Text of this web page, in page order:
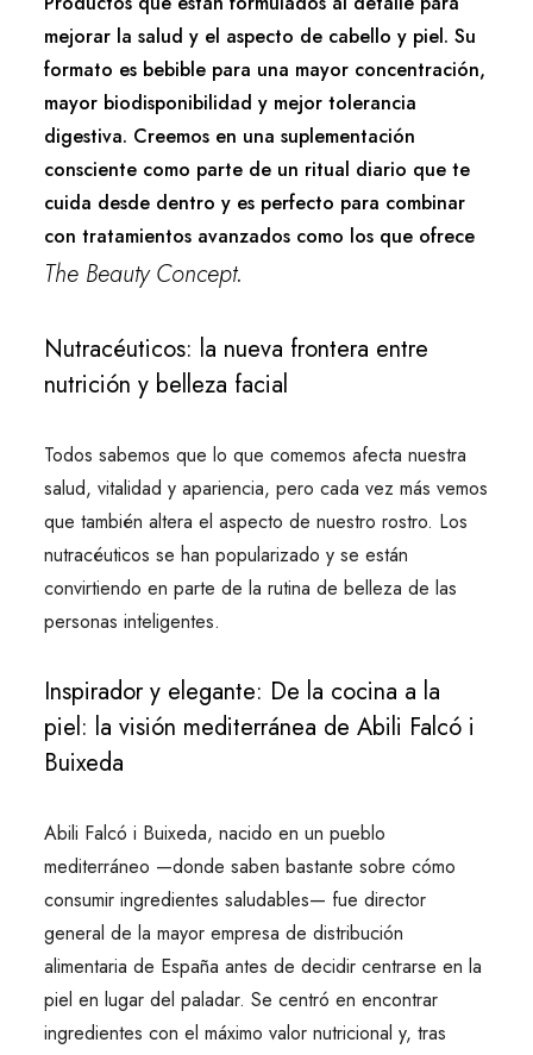
mejorar la salud y el aspecto de cabello y piel. Su
formato es bebible para una mayor concentración,
mayor biodisponibilidad y mejor tolerancia
digestiva. Creemos en una suplementación
consciente como parte de un ritual diario que te
cuida desde dentro y es perfecto para combinar
con tratamientos avanzados como los que ofrece
The Beauty Concept.
Nutracéuticos: la nueva frontera entre
nutrición y belleza facial
Todos sabemos que lo que comemos afecta nuestra
salud, vitalidad y apariencia, pero cada vez más vemos
que también altera el aspecto de nuestro rostro. Los
nutracéuticos se han popularizado y se están
convirtiendo en parte de la rutina de belleza de las
personas inteligentes.
Inspirador y elegante: De la cocina a la
piel: la visión mediterránea de Abili Falcó i
Buixeda
Abili Falcó i Buixeda, nacido en un pueblo
mediterráneo —donde saben bastante sobre cómo
consumir ingredientes saludables— fue director
general de la mayor empresa de distribución
alimentaria de España antes de decidir centrarse en la
piel en lugar del paladar. Se centró en encontrar
ingredientes con el máximo valor nutricional y, tras